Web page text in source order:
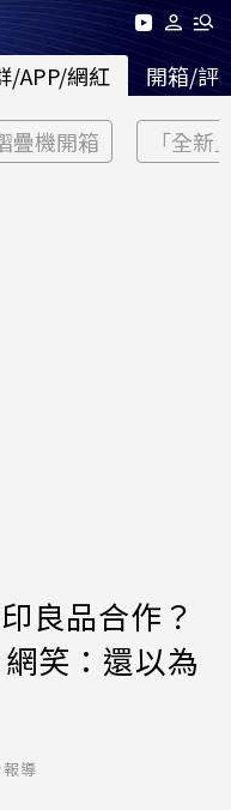
/APP/網紅 開箱/評
疊機開箱 「全新
良品合作？
笑：還以為
導